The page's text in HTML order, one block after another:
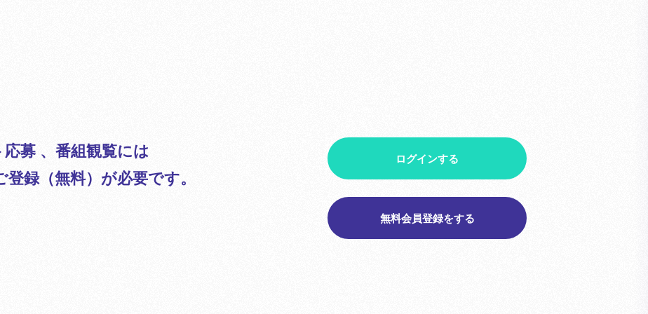
募 、番組観覧には
録（無料）が必要です。
ログインする
無料会員登録をする